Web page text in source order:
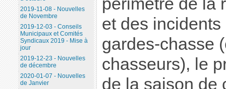
et des
gardes-chasse
chasseurs), le
de la saison de
2019-11-08 - Nouvelles
de Novembre
2019-12-03 - Conseils
Municipaux et Comités
Syndicaux 2019 - Mise à
jour
2019-12-23 - Nouvelles
de décembre
2020-01-07 - Nouvelles
de Janvier